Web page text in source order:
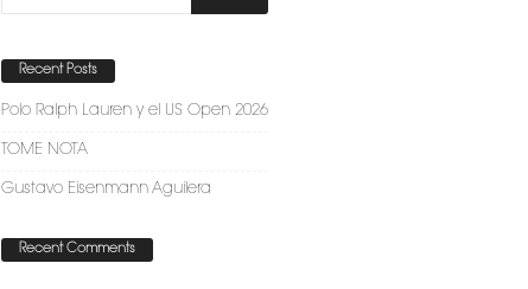
Recent Posts
Polo Ralph Lauren y el US Open 2026
TOME NOTA
Gustavo Eisenmann Aguilera
Recent Comments